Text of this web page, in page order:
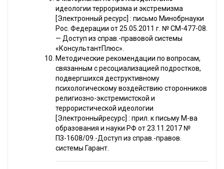
идеологии терроризма и экстремизма
[Электронный ресурс] : письмо Минобрнауки
Рос. Федерации от 25.05.2011 г. № СМ-477-08.
— Доступ из справ.-правовой системы
«КонсультантПлюс».
Методические рекомендации по вопросам,
связанным с ресоциализацией подростков,
подвергшихся деструктивному
психологическому воздействию сторонников
религиозно-экстремистской и
террористической идеологии
[Электронныйресурс] : прил. к письму М-ва
образования и науки РФ от 23.11.2017 №
ПЗ-1608/09.-Доступ из справ.-правов.
системы Гарант.